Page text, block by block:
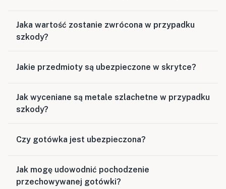
Jaka wartość zostanie zwrócona w przypadku
szkody?
Jakie przedmioty są ubezpieczone w skrytce?
Jak wyceniane są metale szlachetne w przypadku
szkody?
Czy gotówka jest ubezpieczona?
Jak mogę udowodnić pochodzenie
przechowywanej gotówki?